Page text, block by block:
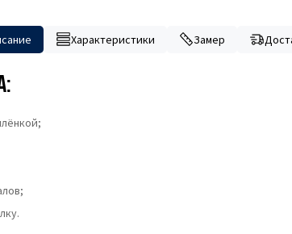
Характеристики Замер